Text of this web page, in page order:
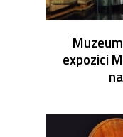
expozici